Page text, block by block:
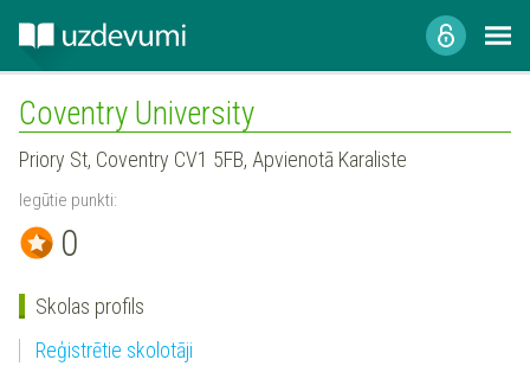
Coventry University
Priory St, Coventry CV1 5FB, Apvienotā Karaliste
Iegūtie punkti:
0
Skolas profils
Reģistrētie skolotāji